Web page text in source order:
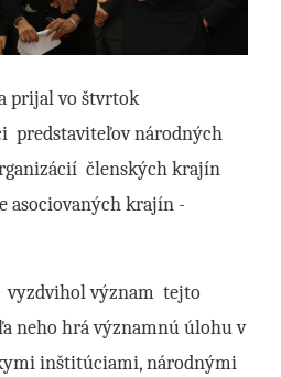
prijal vo štvrtok
predstaviteľov národných
členských krajín
asociovaných krajín -
význam tejto
neho hrá významnú úlohu v
inštitúciami, národnými